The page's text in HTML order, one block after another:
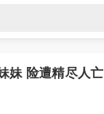
妹 险遭精尽人亡